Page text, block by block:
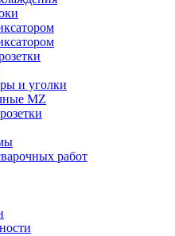
и уголки
MZ
работ